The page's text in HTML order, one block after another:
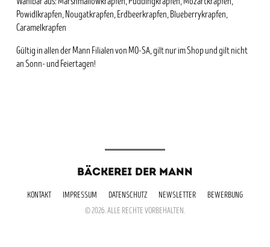
Powidlkrapfen, Nougatkrapfen, Erdbeerkrapfen, Blueberrykrapfen,
Caramelkrapfen
Gültig in allen der Mann Filialen von MO-SA, gilt nur im Shop und gilt nicht
an Sonn- und Feiertagen!
BÄCKEREI DER MANN
KONTAKT IMPRESSUM DATENSCHUTZ NEWSLETTER
BEWERBUNG
© 2026. ALLE RECHTE VORBEHALTEN.